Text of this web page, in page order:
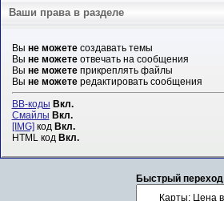
Ваши права в разделе
Вы не можетесоздавать темы
Вы не можетеотвечать на сообщения
Вы не можетеприкреплять файлы
Вы не можетередактировать сообщения
BB-коды Вкл.
Смайлы Вкл.
[IMG]код Вкл.
HTML код Вкл.
Быстрый переход